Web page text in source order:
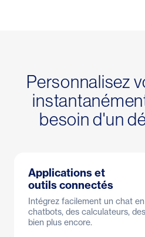
Personnalisez
besoin d'un
Applications et
outils connectés
Intégrez facilement un chat
chatbots, des calculateurs,
bien plus encore.